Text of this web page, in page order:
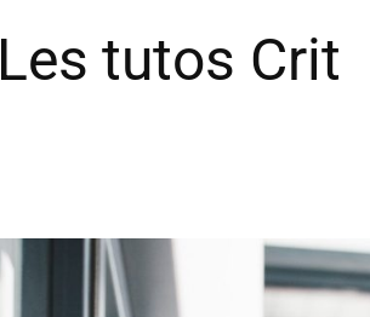
Les tutos Crit